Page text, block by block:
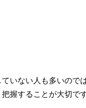
いない人も多いので
握することが大切です